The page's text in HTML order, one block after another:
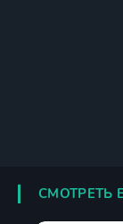
СМОТРЕТЬ